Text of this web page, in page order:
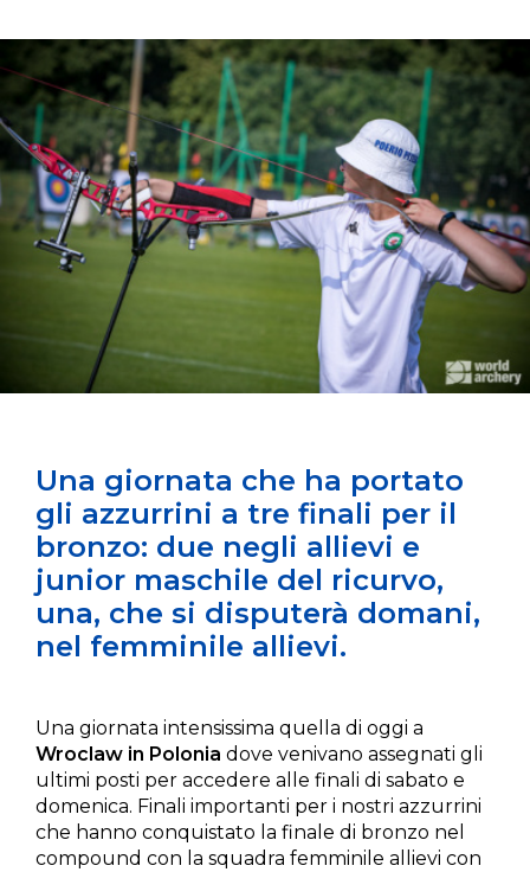
Una giornata che ha portato
gli azzurrini a tre finali per il
bronzo: due negli allievi e
junior maschile del ricurvo,
una, che si disputerà domani,
nel femminile allievi.
Una giornata intensissima quella di oggi a
Wroclaw in Polonia dove venivano assegnati gli
ultimi posti per accedere alle finali di sabato e
domenica. Finali importanti per i nostri azzurrini
che hanno conquistato la finale di bronzo nel
compound con la squadra femminile allievi con